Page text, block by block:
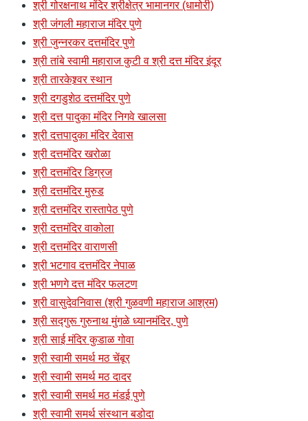
श्री गोरक्षनाथ मंदिर श्रीक्षेत्र भामानगर (धामोरी)
श्री जंगली महाराज मंदिर पुणे
श्री जुन्नरकर दत्तमंदिर पुणे
श्री तांबे स्वामी महाराज कुटी व श्री दत्त मंदिर इंदूर
श्री तारकेश्र्वर स्थान
श्री दगडुशेठ दत्तमंदिर पुणे
श्री दत्त पादुका मंदिर निगवे खालसा
श्री दत्तपादुका मंदिर देवास
श्री दत्तमंदिर खरोळा
श्री दत्तमंदिर डिग्रज
श्री दत्तमंदिर मुरुड
श्री दत्तमंदिर रास्तापेठ पुणे
श्री दत्तमंदिर वाकोला
श्री दत्तमंदिर वाराणसी
श्री भटगाव दत्तमंदिर नेपाळ
श्री भणगे दत्त मंदिर फलटण
श्री वासुदेवनिवास (श्री गुळवणी महाराज आश्रम)
श्री सद्गुरू गुरुनाथ मुंगळे ध्यानमंदिर, पुणे
श्री साई मंदिर कुडाळ गोवा
श्री स्वामी समर्थ मठ चेंबूर
श्री स्वामी समर्थ मठ दादर
श्री स्वामी समर्थ मठ मंडई पुणे
श्री स्वामी समर्थ संस्थान बडोदा